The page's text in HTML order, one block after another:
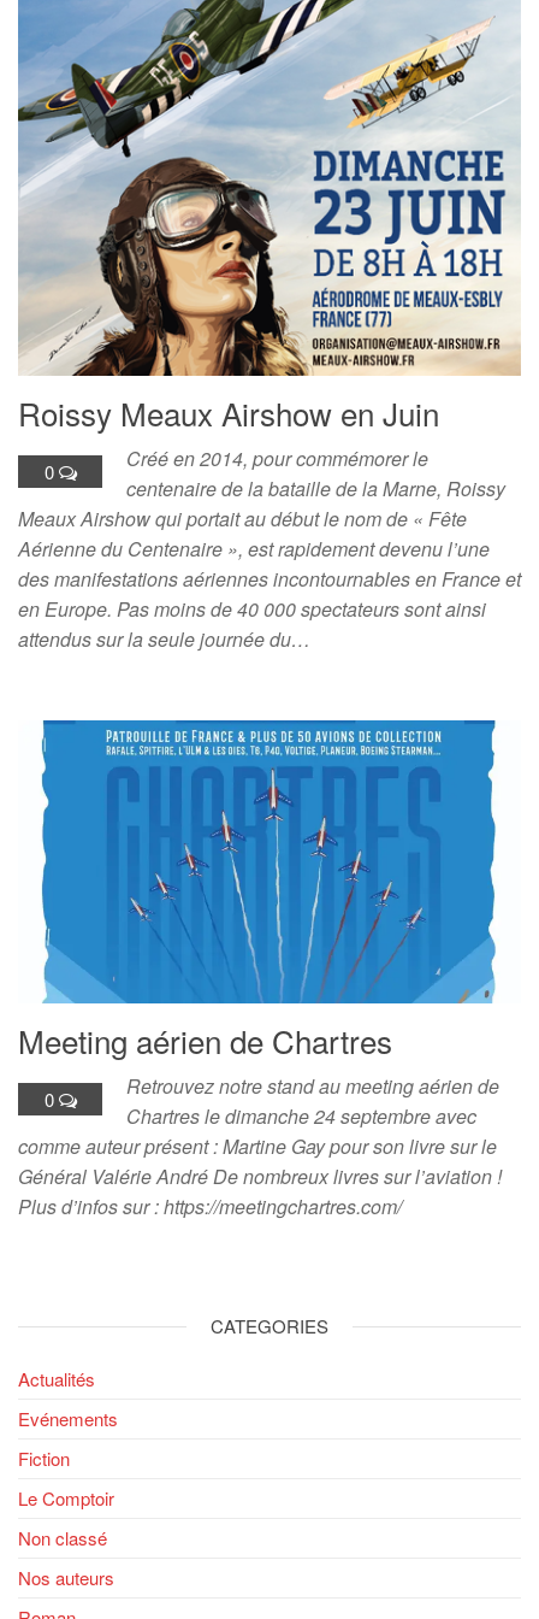
Roissy Meaux Airshow en Juin
0
Créé en 2014, pour commémorer le
centenaire de la bataille de la Marne, Roissy
Meaux Airshow qui portait au début le nom de « Fête
Aérienne du Centenaire », est rapidement devenu l’une
des manifestations aériennes incontournables en France et
en Europe. Pas moins de 40 000 spectateurs sont ainsi
attendus sur la seule journée du…
Meeting aérien de Chartres
0
Retrouvez notre stand au meeting aérien de
Chartres le dimanche 24 septembre avec
comme auteur présent : Martine Gay pour son livre sur le
Général Valérie André De nombreux livres sur l’aviation !
Plus d’infos sur : https://meetingchartres.com/
CATEGORIES
Actualités
Evénements
Fiction
Le Comptoir
Non classé
Nos auteurs